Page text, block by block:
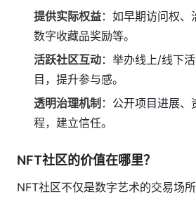
提供实际权益：如早期访问权
数字收藏品奖励等。
活跃社区互动：举办线上/线下
目，提升参与感。
透明治理机制 ：公开项目进展
程，建立信任。
NFT社区的价值在哪里？
NFT社区不仅是数字艺术的交易场